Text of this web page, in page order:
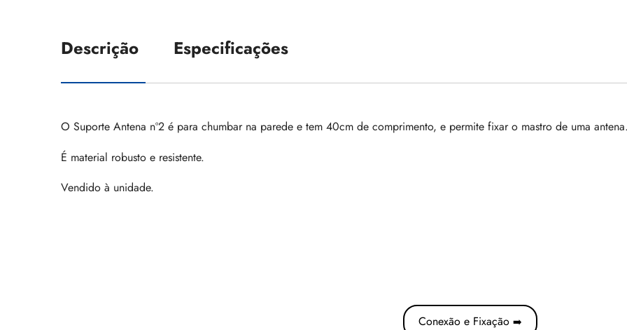
Descrição Especificações
O Suporte Antena nº2 é para chumbar na parede e tem 40cm de comprimento, e permite fixar o mastro de uma antena.
É material robusto e resistente.
Vendido à unidade.
Conexão e Fixação ➡️